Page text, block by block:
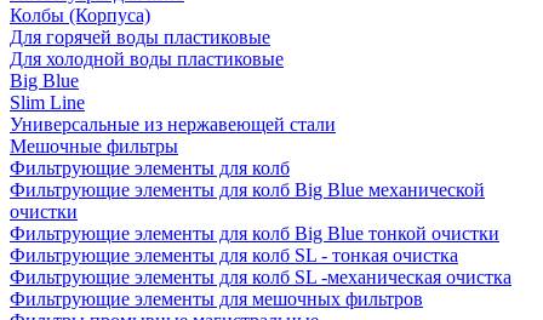
Колбы (Корпуса)
Для горячей воды пластиковые
Для холодной воды пластиковые
Big Blue
Slim Line
Универсальные из нержавеющей стали
Мешочные фильтры
Фильтрующие элементы для колб
Фильтрующие элементы для колб Big Blue механической
очистки
Фильтрующие элементы для колб Big Blue тонкой очистки
Фильтрующие элементы для колб SL - тонкая очистка
Фильтрующие элементы для колб SL -механическая очистка
Фильтрующие элементы для мешочных фильтров